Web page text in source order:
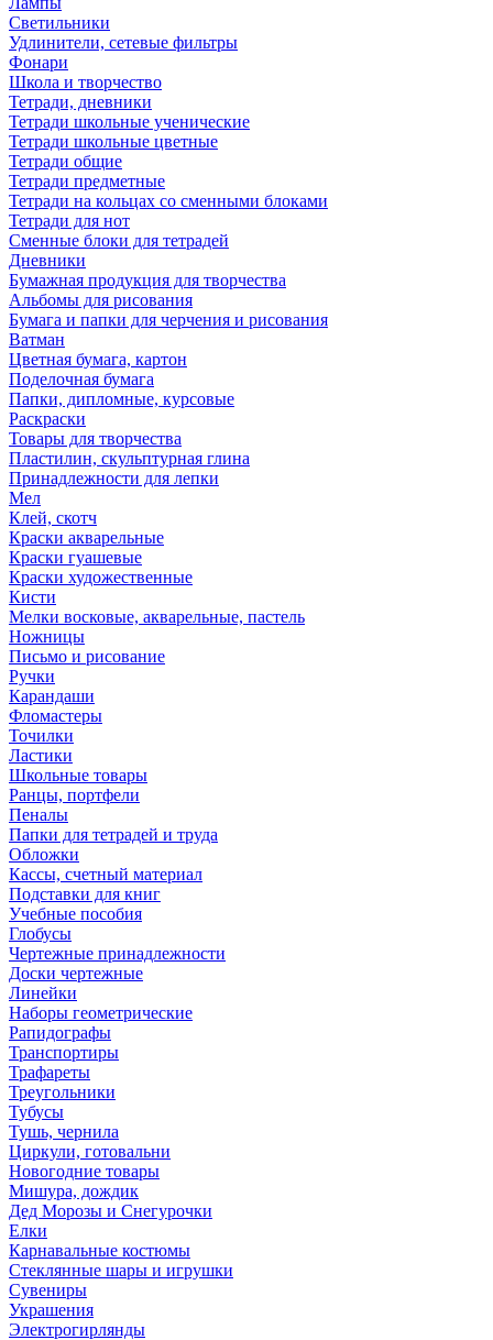
Светильники
Удлинители, сетевые фильтры
Фонари
Школа и творчество
Тетради, дневники
Тетради школьные ученические
Тетради школьные цветные
Тетради общие
Тетради предметные
Тетради на кольцах со сменными блоками
Тетради для нот
Сменные блоки для тетрадей
Дневники
Бумажная продукция для творчества
Альбомы для рисования
Бумага и папки для черчения и рисования
Ватман
Цветная бумага, картон
Поделочная бумага
Папки, дипломные, курсовые
Раскраски
Товары для творчества
Пластилин, скульптурная глина
Принадлежности для лепки
Мел
Клей, скотч
Краски акварельные
Краски гуашевые
Краски художественные
Кисти
Мелки восковые, акварельные, пастель
Ножницы
Письмо и рисование
Ручки
Карандаши
Фломастеры
Точилки
Ластики
Школьные товары
Ранцы, портфели
Пеналы
Папки для тетрадей и труда
Обложки
Кассы, счетный материал
Подставки для книг
Учебные пособия
Глобусы
Чертежные принадлежности
Доски чертежные
Линейки
Наборы геометрические
Рапидографы
Транспортиры
Трафареты
Треугольники
Тубусы
Тушь, чернила
Циркули, готовальни
Новогодние товары
Мишура, дождик
Дед Морозы и Снегурочки
Елки
Карнавальные костюмы
Стеклянные шары и игрушки
Сувениры
Украшения
Электрогирлянды